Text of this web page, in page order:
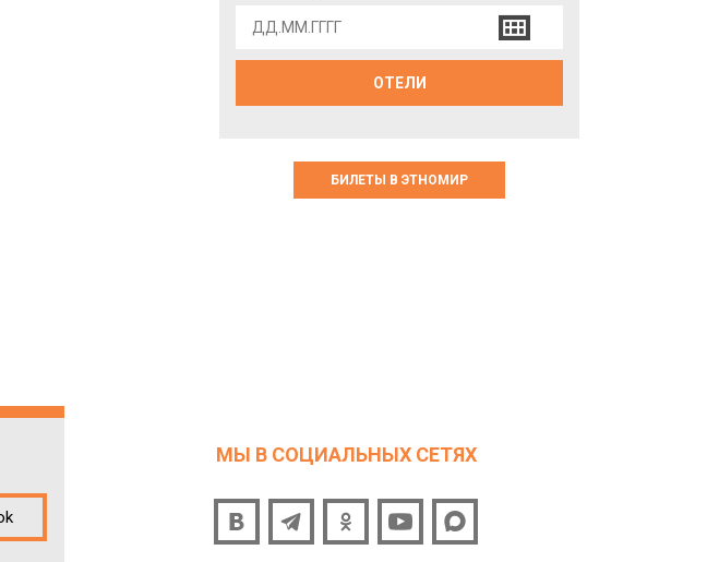
ОТЕЛИ
БИЛЕТЫ В ЭТНОМИР
МЫ В СОЦИАЛЬНЫХ СЕТЯХ